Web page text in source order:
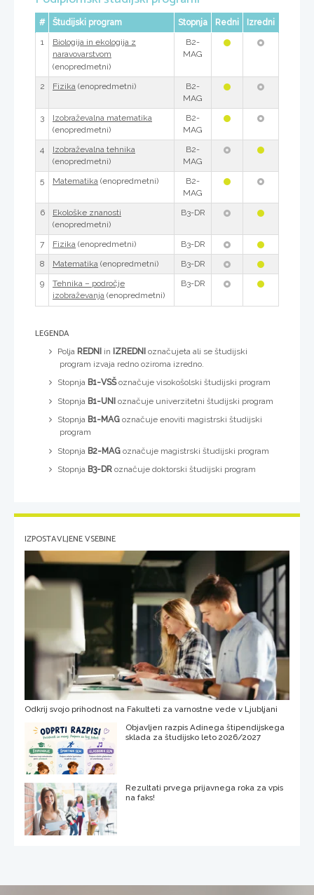
# Študijski program Stopnja Redni
Izredni
1
Biologija in ekologija z
naravovarstvom
(enopredmetni)
B2-
MAG
2 Fizika (enopredmetni)
B2-
MAG
3
Izobraževalna matematika
(enopredmetni)
B2-
MAG
4
Izobraževalna tehnika
(enopredmetni)
B2-
MAG
5
Matematika (enopredmetni)
B2-
MAG
6
Ekološke znanosti
(enopredmetni)
B3-DR
7 Fizika (enopredmetni)
B3-DR
8
Matematika (enopredmetni)
B3-DR
9
Tehnika – področje
izobraževanja (enopredmetni)
B3-DR
LEGENDA
Polja REDNI in IZREDNI označujeta ali se študijski
program izvaja redno oziroma izredno.
Stopnja B1-VSŠoznačuje visokošolski študijski program
Stopnja B1-UNI označuje univerzitetni študijski program
Stopnja B1-MAG označuje enoviti magistrski študijski
program
Stopnja B2-MAG označuje magistrski študijski program
Stopnja B3-DR označuje doktorski študijski program
IZPOSTAVLJENE VSEBINE
Odkrij svojo prihodnost na Fakulteti za varnostne vede v Ljubljani
Objavljen razpis Adinega štipendijskega
sklada za študijsko leto 2026/2027
Rezultati prvega prijavnega roka za vpis
na faks!